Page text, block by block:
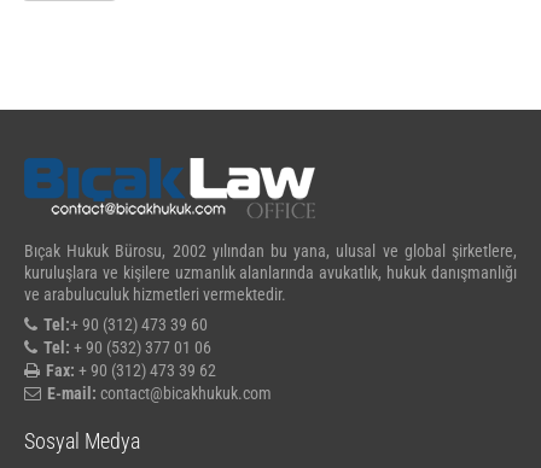
Bıçak Hukuk Bürosu, 2002 yılından bu yana, ulusal ve global şirketlere,
kuruluşlara ve kişilere uzmanlık alanlarında avukatlık, hukuk danışmanlığı
ve arabuluculuk hizmetleri vermektedir.
Tel:+ 90 (312) 473 39 60
Tel: + 90 (532) 377 01 06
Fax: + 90 (312) 473 39 62
E-mail: contact@bicakhukuk.com
Sosyal Medya